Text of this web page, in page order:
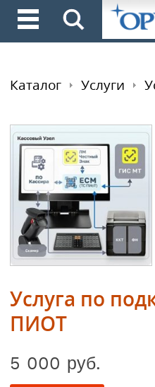
Каталог Услуги
Услуга по
ПИОТ
5 000 руб.